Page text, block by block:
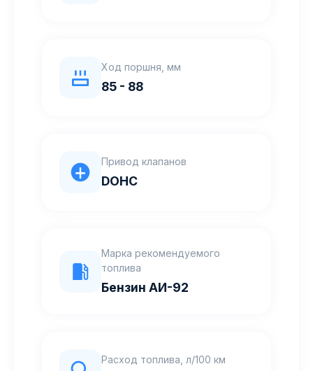
Ход поршня, мм
85 - 88
Привод клапанов
DOHC
Марка рекомендуемого
топлива
Бензин АИ-92
Расход топлива, л/100 км